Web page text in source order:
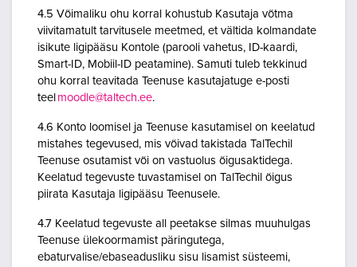
4.5 Võimaliku ohu korral kohustub Kasutaja võtma
viivitamatult tarvitusele meetmed, et vältida kolmandate
isikute ligipääsu Kontole (parooli vahetus, ID-kaardi,
Smart-ID, Mobiil-ID peatamine). Samuti tuleb tekkinud
ohu korral teavitada Teenuse kasutajatuge e-posti
teel moodle@taltech.ee.
4.6 Konto loomisel ja Teenuse kasutamisel on keelatud
mistahes tegevused, mis võivad takistada TalTechil
Teenuse osutamist või on vastuolus õigusaktidega.
Keelatud tegevuste tuvastamisel on TalTechil õigus
piirata Kasutaja ligipääsu Teenusele.
4.7 Keelatud tegevuste all peetakse silmas muuhulgas
Teenuse ülekoormamist päringutega,
ebaturvalise/ebaseadusliku sisu lisamist süsteemi,